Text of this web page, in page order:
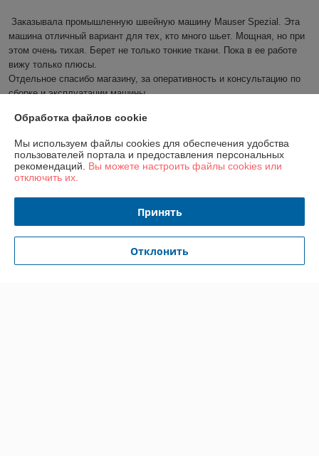
Заказывала промышленную швейную машину Mauser Spezial. Эта
машина отличный вариант для тех, кто много шьет. Мощная, но при
этом очень тихая. Берет не только тонкие ткани. Пока в ее работе
вижу только плюсы.
Отдельное спасибо магазину, за оперативность и консультацию по
сборке и эксплуатации машины.
Сделка подтверждена через корзину
Показать все отзывы
Контакты
Обработка файлов cookie
Мы используем файлы cookies для обеспечения удобства
пользователей портала и предоставления персональных
рекомендаций. Вы можете настроить файлы cookies или
отключить их.
Принять
Отклонить